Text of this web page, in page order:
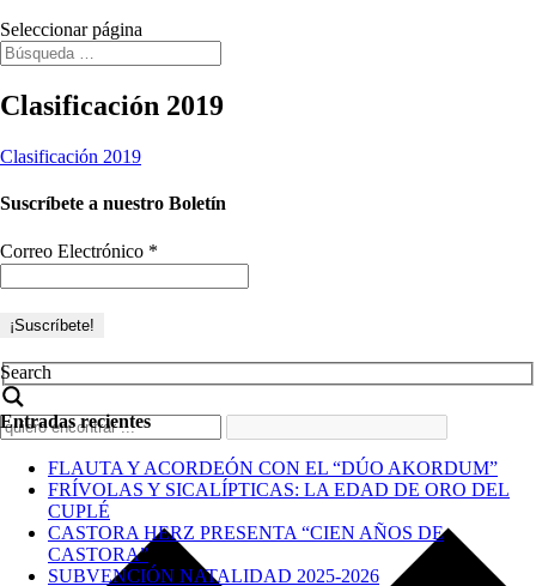
Seleccionar página
Clasificación 2019
Clasificación 2019
Suscríbete a nuestro Boletín
Correo Electrónico *
Search
Entradas recientes
FLAUTA Y ACORDEÓN CON EL “DÚO AKORDUM”
FRÍVOLAS Y SICALÍPTICAS: LA EDAD DE ORO DEL
CUPLÉ
CASTORA HERZ PRESENTA “CIEN AÑOS DE
CASTORA”
SUBVENCIÓN NATALIDAD 2025-2026